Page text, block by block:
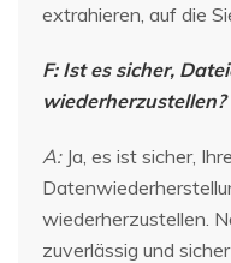
extrahieren, auf die
F: Ist es sicher,
wiederherzustellen?
A:Ja, es ist sicher,
wiederherzustellen.
zuverlässig und